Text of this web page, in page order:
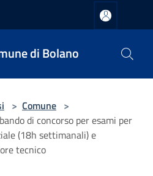
di Bolano
> Comune >
di concorso per esami per
(18h settimanali) e
tecnico